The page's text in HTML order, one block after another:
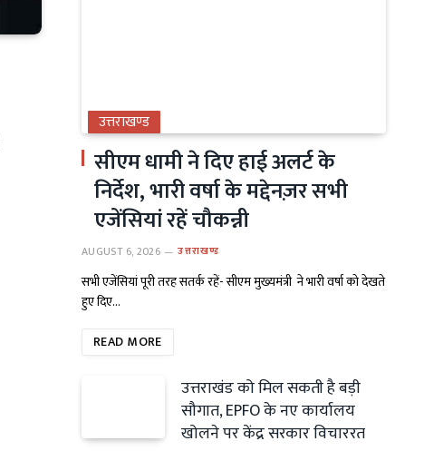
उत्तराखण्ड
सीएम धामी ने दिए हाई अलर्ट के
निर्देश, भारी वर्षा के मद्देनज़र सभी
एजेंसियां रहें चौकन्नी
AUGUST 6, 2026 उत्तराखण्ड
सभी एजेंसियां पूरी तरह सतर्क रहें- सीएम मुख्यमंत्री ने भारी वर्षा को देखते
हुए दिए…
READ MORE
उत्तराखंड को मिल सकती है बड़ी
सौगात, EPFO के नए कार्यालय
खोलने पर केंद्र सरकार विचाररत